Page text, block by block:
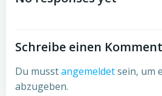
Schreibe einen
Du musstangemeldetsein, um
abzugeben.